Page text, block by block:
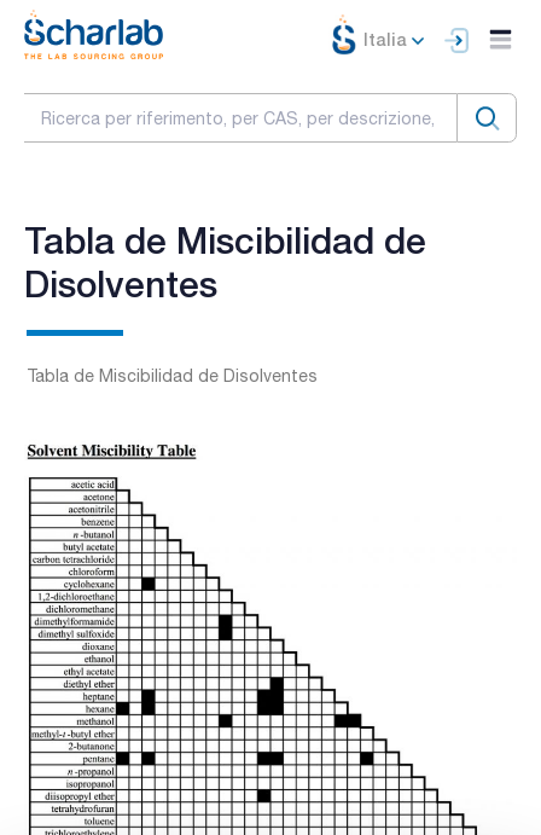
Italia
Tabla de Miscibilidad de
Disolventes
Tabla de Miscibilidad de Disolventes